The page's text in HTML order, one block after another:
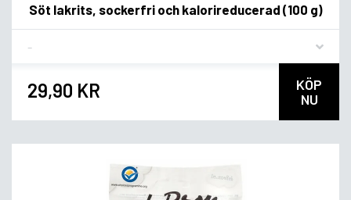
Söt lakrits, sockerfri och kalorireducerad (100 g)
29,90 KR
KÖP
NU